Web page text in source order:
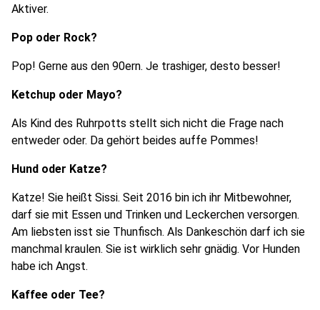
Aktiver.
Pop oder Rock?
Pop! Gerne aus den 90ern. Je trashiger, desto besser!
Ketchup oder Mayo?
Als Kind des Ruhrpotts stellt sich nicht die Frage nach
entweder oder. Da gehört beides auffe Pommes!
Hund oder Katze?
Katze! Sie heißt Sissi. Seit 2016 bin ich ihr Mitbewohner,
darf sie mit Essen und Trinken und Leckerchen versorgen.
Am liebsten isst sie Thunfisch. Als Dankeschön darf ich sie
manchmal kraulen. Sie ist wirklich sehr gnädig. Vor Hunden
habe ich Angst.
Kaffee oder Tee?